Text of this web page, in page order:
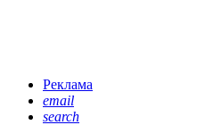
Реклама
email
search